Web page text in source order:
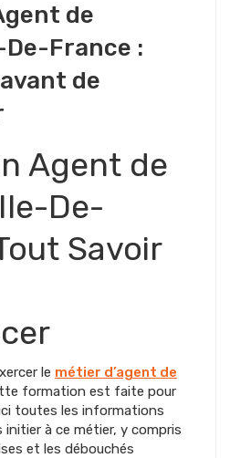
de
France :
de
Agent de
De-
Savoir
le métier d’agent de
formation est faite pour
toutes les informations
initier à ce métier, y compris
et les débouchés